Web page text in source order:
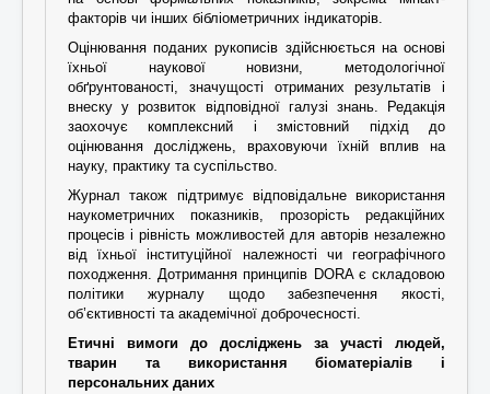
факторів чи інших бібліометричних індикаторів.
Оцінювання поданих рукописів здійснюється на основі
їхньої наукової новизни, методологічної
обґрунтованості, значущості отриманих результатів і
внеску у розвиток відповідної галузі знань. Редакція
заохочує комплексний і змістовний підхід до
оцінювання досліджень, враховуючи їхній вплив на
науку, практику та суспільство.
Журнал також підтримує відповідальне використання
наукометричних показників, прозорість редакційних
процесів і рівність можливостей для авторів незалежно
від їхньої інституційної належності чи географічного
походження. Дотримання принципів DORA є складовою
політики журналу щодо забезпечення якості,
об’єктивності та академічної доброчесності.
Етичні вимоги до досліджень за участі людей,
тварин та використання біоматеріалів і
персональних даних